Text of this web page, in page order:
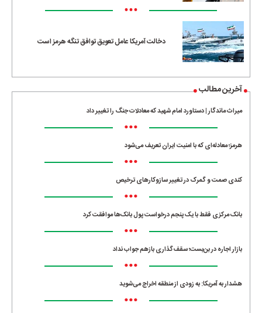
•••
دخالت آمریکا عامل تعویق توافق تنگه هرمز است
آخرین مطالب
میراث ماندگار | دستاورد امام شهید که معادلات جنگ را تغییر داد
•••
هرمز؛ معادله‌ای که با امنیت ایران تعریف می‌شود
•••
کندی صمت و گمرک در تغییر سازوکارهای ترخیص
•••
بانک مرکزی فقط با یک‌ پنجم درخواست پول بانک‌ها موافقت کرد
•••
بازار اجاره در بن‌بست؛ سقف‌گذاری بازهم جواب نداد
•••
هشدار به آمریکا: به زودی از منطقه اخراج می‌شوید
•••